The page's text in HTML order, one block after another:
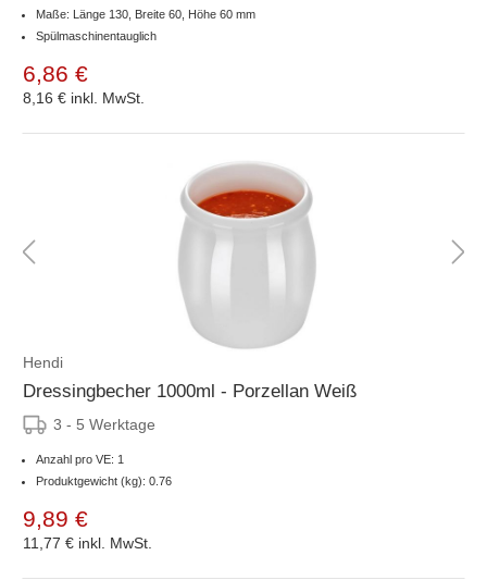
Maße: Länge 130, Breite 60, Höhe 60 mm
Spülmaschinentauglich
6,86 €
8,16 € inkl. MwSt.
Hendi
Dressingbecher 1000ml - Porzellan Weiß
3 - 5 Werktage
Anzahl pro VE: 1
Produktgewicht (kg): 0.76
9,89 €
11,77 € inkl. MwSt.